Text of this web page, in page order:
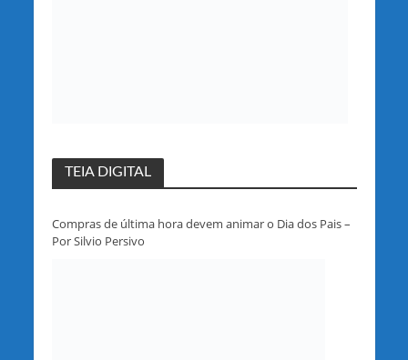
TEIA DIGITAL
Compras de última hora devem animar o Dia dos Pais –
Por Silvio Persivo